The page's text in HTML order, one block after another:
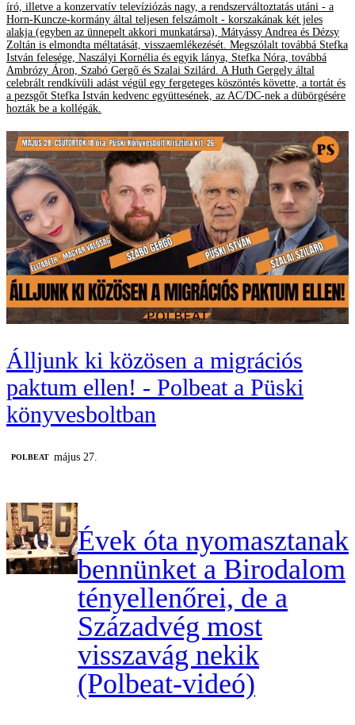
író, illetve a konzervatív televíziózás nagy, a rendszerváltoztatás utáni - a
Horn-Kuncze-kormány által teljesen felszámolt - korszakának két jeles
alakja (egyben az ünnepelt akkori munkatársa), Mátyássy Andrea és Dézsy
Zoltán is elmondta méltatását, visszaemlékezését. Megszólalt továbbá Stefka
István felesége, Naszályi Kornélia és egyik lánya, Stefka Nóra, továbbá
Ambrózy Áron, Szabó Gergő és Szalai Szilárd. A Huth Gergely által
celebrált rendkívüli adást végül egy fergeteges köszöntés követte, a tortát és
a pezsgőt Stefka István kedvenc együttesének, az AC/DC-nek a dübörgésére
hozták be a kollégák.
Álljunk ki közösen a migrációs
paktum ellen! - Polbeat a Püski
könyvesboltban
‎POLBEAT május 27.
Évek óta nyomasztanak
bennünket a Birodalom
tényellenőrei, de a
Századvég most
visszavág nekik
(Polbeat-videó)